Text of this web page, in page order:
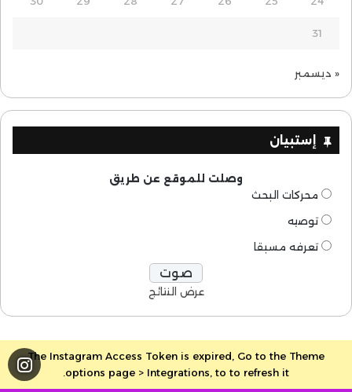
31
« ديسمبر
إستبيان
وصلت للموقع عن طريق
محركات البحث
توصيه
تعرفه مسبقا
عرض النتائج
The Instagram Access Token is expired, Go to the Theme
options page > Integrations, to to refresh it.